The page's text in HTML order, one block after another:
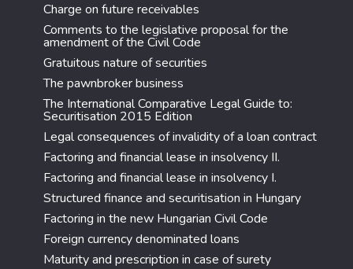
Charge on future receivables
Comments to the legislative proposal for the
amendment of the Civil Code
Gratuitous nature of securities
The pawnbroker business
The International Comparative Legal Guide to:
Securitisation 2015 Edition
Legal consequences of invalidity of a loan contract
Factoring and financial lease in insolvency II.
Factoring and financial lease in insolvency I.
Structured finance and securitisation in Hungary
Factoring in the new Hungarian Civil Code
Foreign currency denominated loans
Maturity and prescription in case of surety